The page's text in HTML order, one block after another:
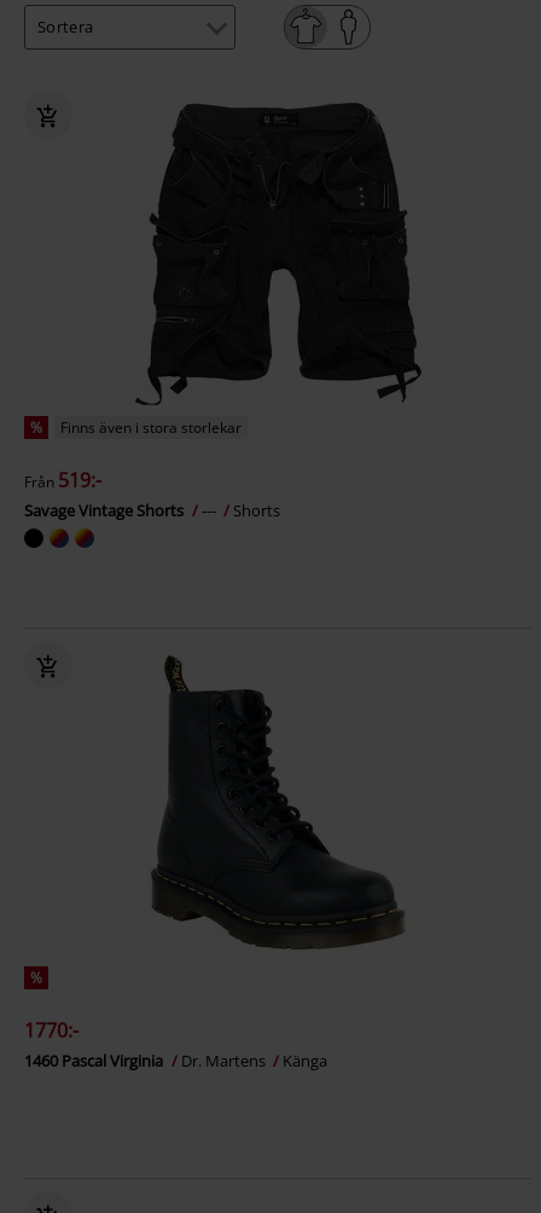
% Finns även i stora storlekar
Från 519:-
Savage Vintage Shorts --- Shorts
%
1770:-
1460 Pascal Virginia Dr. Martens Känga